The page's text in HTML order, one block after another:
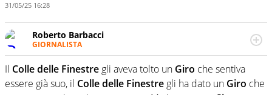
31/05/25 16:28
Roberto Barbacci
GIORNALISTA
Giornalista (pubblicista) sportivo a tutto campo, è il
tuttologo di Virgilio Sport. Provate a chiedergli di boxe, di
scherma, di volley o di curling: ve ne farà innamorare
Il Colle delle Finestre gli aveva tolto un Giro che sentiva
essere già suo, il Colle delle Finestre gli ha dato un Giro che